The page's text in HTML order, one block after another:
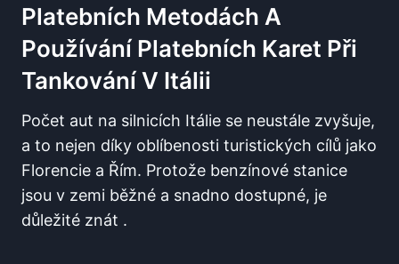
Platebních Metodách A
Používání Platebních Karet Při
Tankování V ‌Itálii
Počet aut na silnicích ⁣Itálie se ⁣neustále zvyšuje,
a to nejen díky oblíbenosti‌ turistických ⁤cílů jako
​Florencie a Řím. Protože benzínové stanice
⁢jsou v zemi běžné a snadno dostupné, je
důležité znát​ .